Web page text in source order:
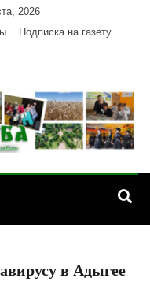
2026
Подписка на газету
Республики Адыгея
в Адыгее